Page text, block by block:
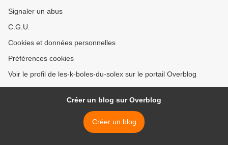
Signaler un abus
C.G.U.
Cookies et données personnelles
Préférences cookies
Voir le profil de les-k-boles-du-solex sur le portail Overblog
Créer un blog sur Overblog
Créer un blog